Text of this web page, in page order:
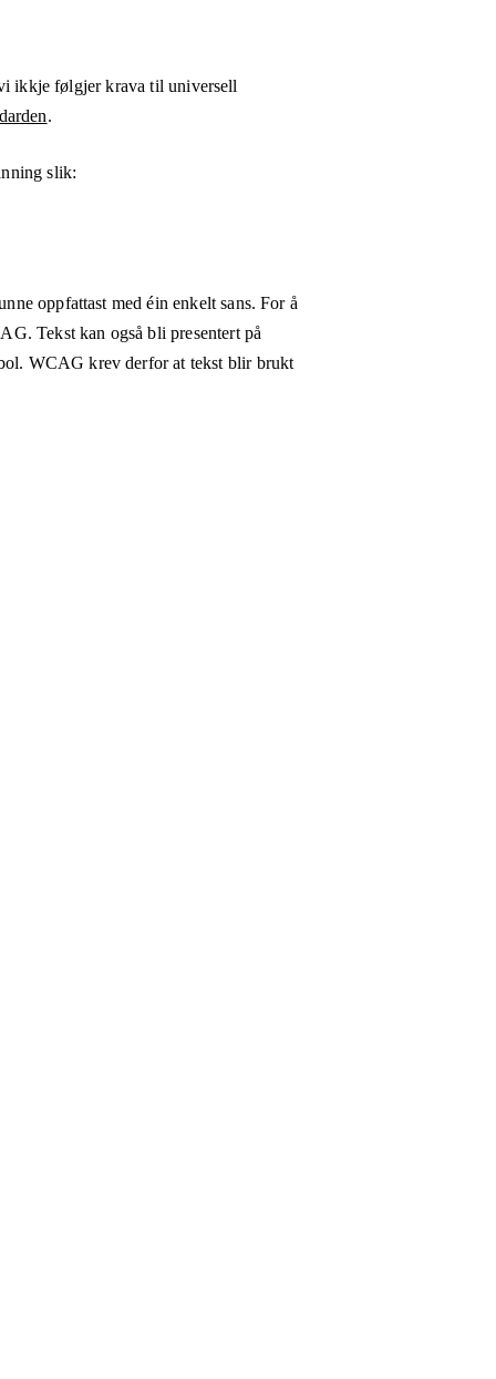
ikkje følgjer krava til universell
.
slik:
oppfattast med éin enkelt sans. For å
Tekst kan også bli presentert på
WCAG krev derfor at tekst blir brukt